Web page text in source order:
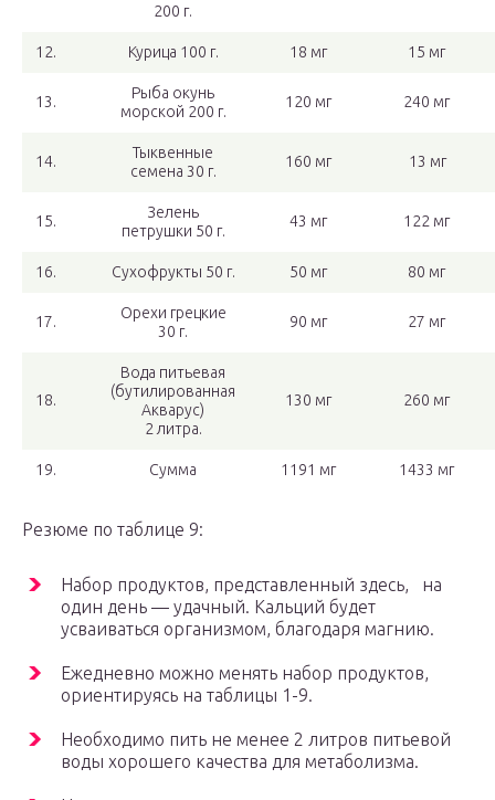
200 г.
12. Курица 100 г. 18 мг 15 мг
13.
Рыба окунь
морской 200 г.
120 мг 240 мг
14.
Тыквенные
семена 30 г.
160 мг 13 мг
15.
Зелень
петрушки 50 г.
43 мг 122 мг
16. Сухофрукты 50 г. 50 мг 80 мг
17.
Орехи грецкие
30 г.
90 мг 27 мг
18.
Вода питьевая
(бутилированная
Акварус)
2 литра.
130 мг 260 мг
19. Сумма 1191 мг 1433 мг
Резюме по таблице 9:
Набор продуктов, представленный здесь, на
один день — удачный. Кальций будет
усваиваться организмом, благодаря магнию.
Ежедневно можно менять набор продуктов,
ориентируясь на таблицы 1-9.
Необходимо пить не менее 2 литров питьевой
воды хорошего качества для метаболизма.